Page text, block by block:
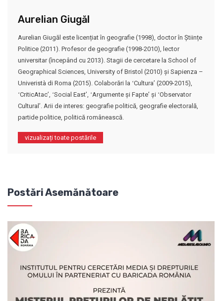
Aurelian Giugăl
Aurelian Giugăl este licențiat în geografie (1998), doctor în Științe
Politice (2011). Profesor de geografie (1998-2010), lector
universitar (începând cu 2013). Stagii de cercetare la School of
Geographical Sciences, University of Bristol (2010) și Sapienza –
Univeristà di Roma (2015). Colaborări la ʻCulturaʼ (2009-2015),
ʻCriticAtacʼ, ʻSocial Eastʼ, ʻArgumente și Fapteʼ și ʻObservator
Culturalʼ. Arii de interes: geografie politică, geografie electorală,
partide politice, politică românească.
vizualizați toate postările
Postări Asemănătoare